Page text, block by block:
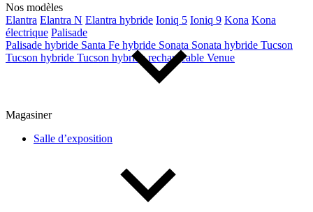
Nos modèles
Elantra Elantra N Elantra hybride Ioniq 5 Ioniq 9 Kona Kona
électrique Palisade
Palisade hybride Santa Fe hybride Sonata Sonata hybride Tucson
Tucson hybride Tucson hybride rechargeable Venue
Magasiner
Salle d’exposition